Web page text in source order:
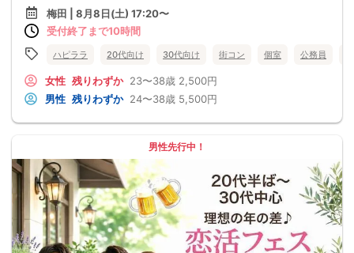
梅田 | 8月8日(土) 17:20〜
受付終了まで10時間
ハピララ 20代向け 30代向け 街コン 個室 公務員
女性 残りわずか 23〜38歳 2,500円
男性 残りわずか 24〜38歳 5,500円
男性先行中！